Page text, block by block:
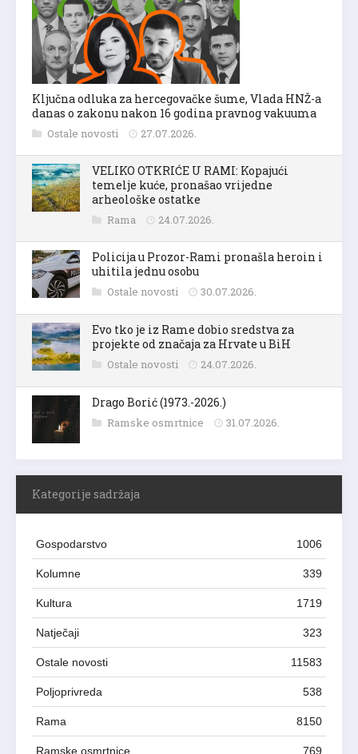
Ključna odluka za hercegovačke šume, Vlada HNŽ-a
danas o zakonu nakon 16 godina pravnog vakuuma
Ostale novosti 27.07.2026.
VELIKO OTKRIĆE U RAMI: Kopajući
temelje kuće, pronašao vrijedne
arheološke ostatke
Rama 24.07.2026.
Policija u Prozor-Rami pronašla heroin i
uhitila jednu osobu
Ostale novosti 30.07.2026.
Evo tko je iz Rame dobio sredstva za
projekte od značaja za Hrvate u BiH
Ostale novosti 24.07.2026.
Drago Borić (1973.-2026.)
Ramske osmrtnice 31.07.2026.
Kategorije sadržaja
Gospodarstvo 1006
Kolumne 339
Kultura 1719
Natječaji 323
Ostale novosti 11583
Poljoprivreda 538
Rama 8150
Ramske osmrtnice 769